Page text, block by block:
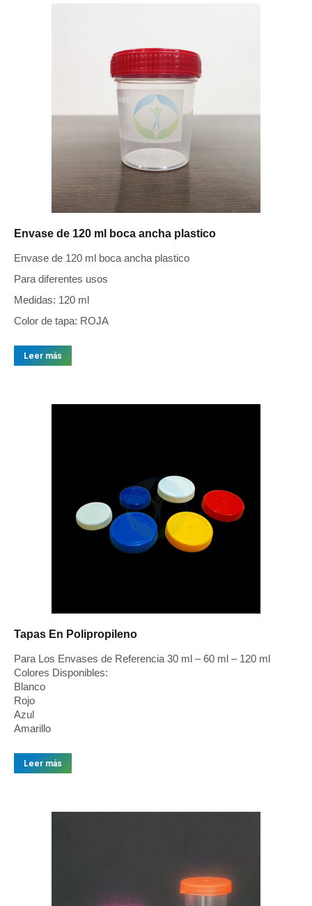
Envase de 120 ml boca ancha plastico
Envase de 120 ml boca ancha plastico
Para diferentes usos
Medidas: 120 ml
Color de tapa: ROJA
Leer más
Tapas En Polipropileno
Para Los Envases de Referencia 30 ml – 60 ml – 120 ml
Colores Disponibles:
Blanco
Rojo
Azul
Amarillo
Leer más